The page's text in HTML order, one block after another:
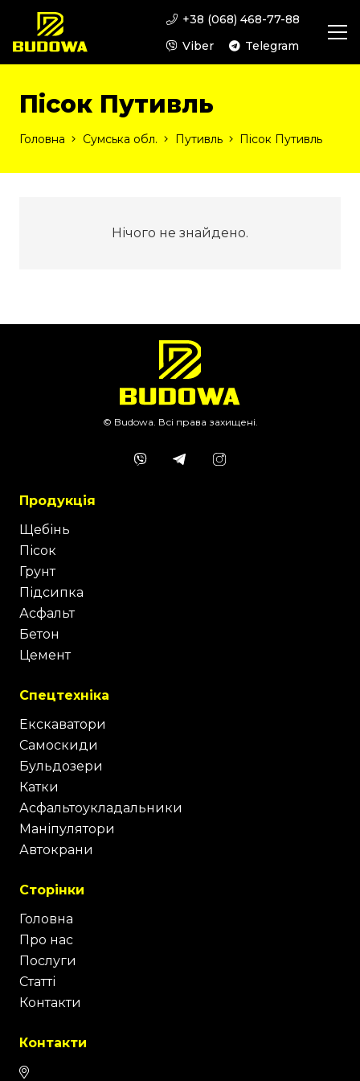
+38 (068) 468-77-88
Viber
Telegram
Пісок Путивль
Головна Сумська обл. Путивль Пісок Путивль
Нічого не знайдено.
© Budowa. Всі права захищені.
Продукція
Щебінь
Пісок
Грунт
Підсипка
Асфальт
Бетон
Цемент
Спецтехніка
Екскаватори
Самоскиди
Бульдозери
Катки
Асфальтоукладальники
Маніпулятори
Автокрани
Сторінки
Головна
Про нас
Послуги
Статті
Контакти
Контакти